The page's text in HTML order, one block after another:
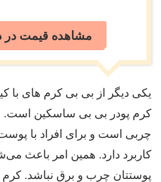
مشاهده قیمت در
یکی دیگر از بی بی کرم های با
کرم پودر بی بی ساسکین است.
چربی است و برای افراد با
کاربرد دارد. همین امر باعث
پوستتان چرب و برق نباشد.